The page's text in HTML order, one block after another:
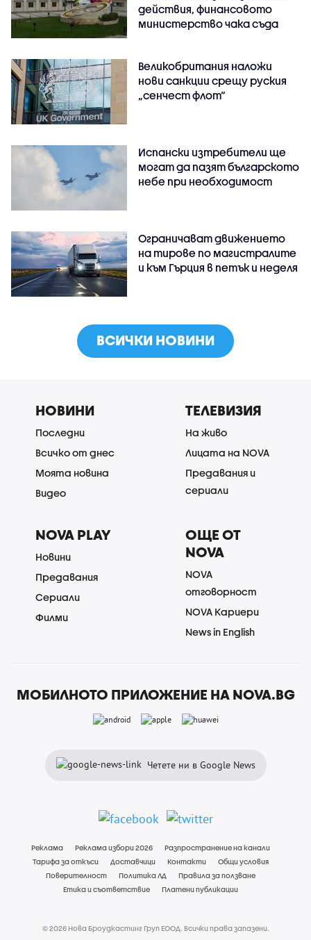
действия, финансовото
министерство чака съда
Великобритания наложи
нови санкции срещу руския
„сенчест флот“
Испански изтребители ще
могат да пазят българското
небе при необходимост
Ограничават движението
на тирове по магистралите
и към Гърция в петък и неделя
ВСИЧКИ НОВИНИ
НОВИНИ
Последни
Всичко от днес
Моята новина
Видео
ТЕЛЕВИЗИЯ
На живо
Лицата на NOVA
Предавания и
сериали
NOVA PLAY
Новини
Предавания
Сериали
Филми
ОЩЕ ОТ
NOVA
NOVA
отговорност
NOVA Кариери
News in English
МОБИЛНОТО ПРИЛОЖЕНИЕ НА NOVA.BG
Четете ни в Google News
Реклама Реклама избори 2026
Разпространение на канали
Тарифа за откъси
Доставчици Контакти
Общи условия
Поверителност
Политика ЛД
Правила за ползване
Етика и съответствие
Платени публикации
© 2026 Нова Броудкастинг Груп ЕООД. Всички права запазени.